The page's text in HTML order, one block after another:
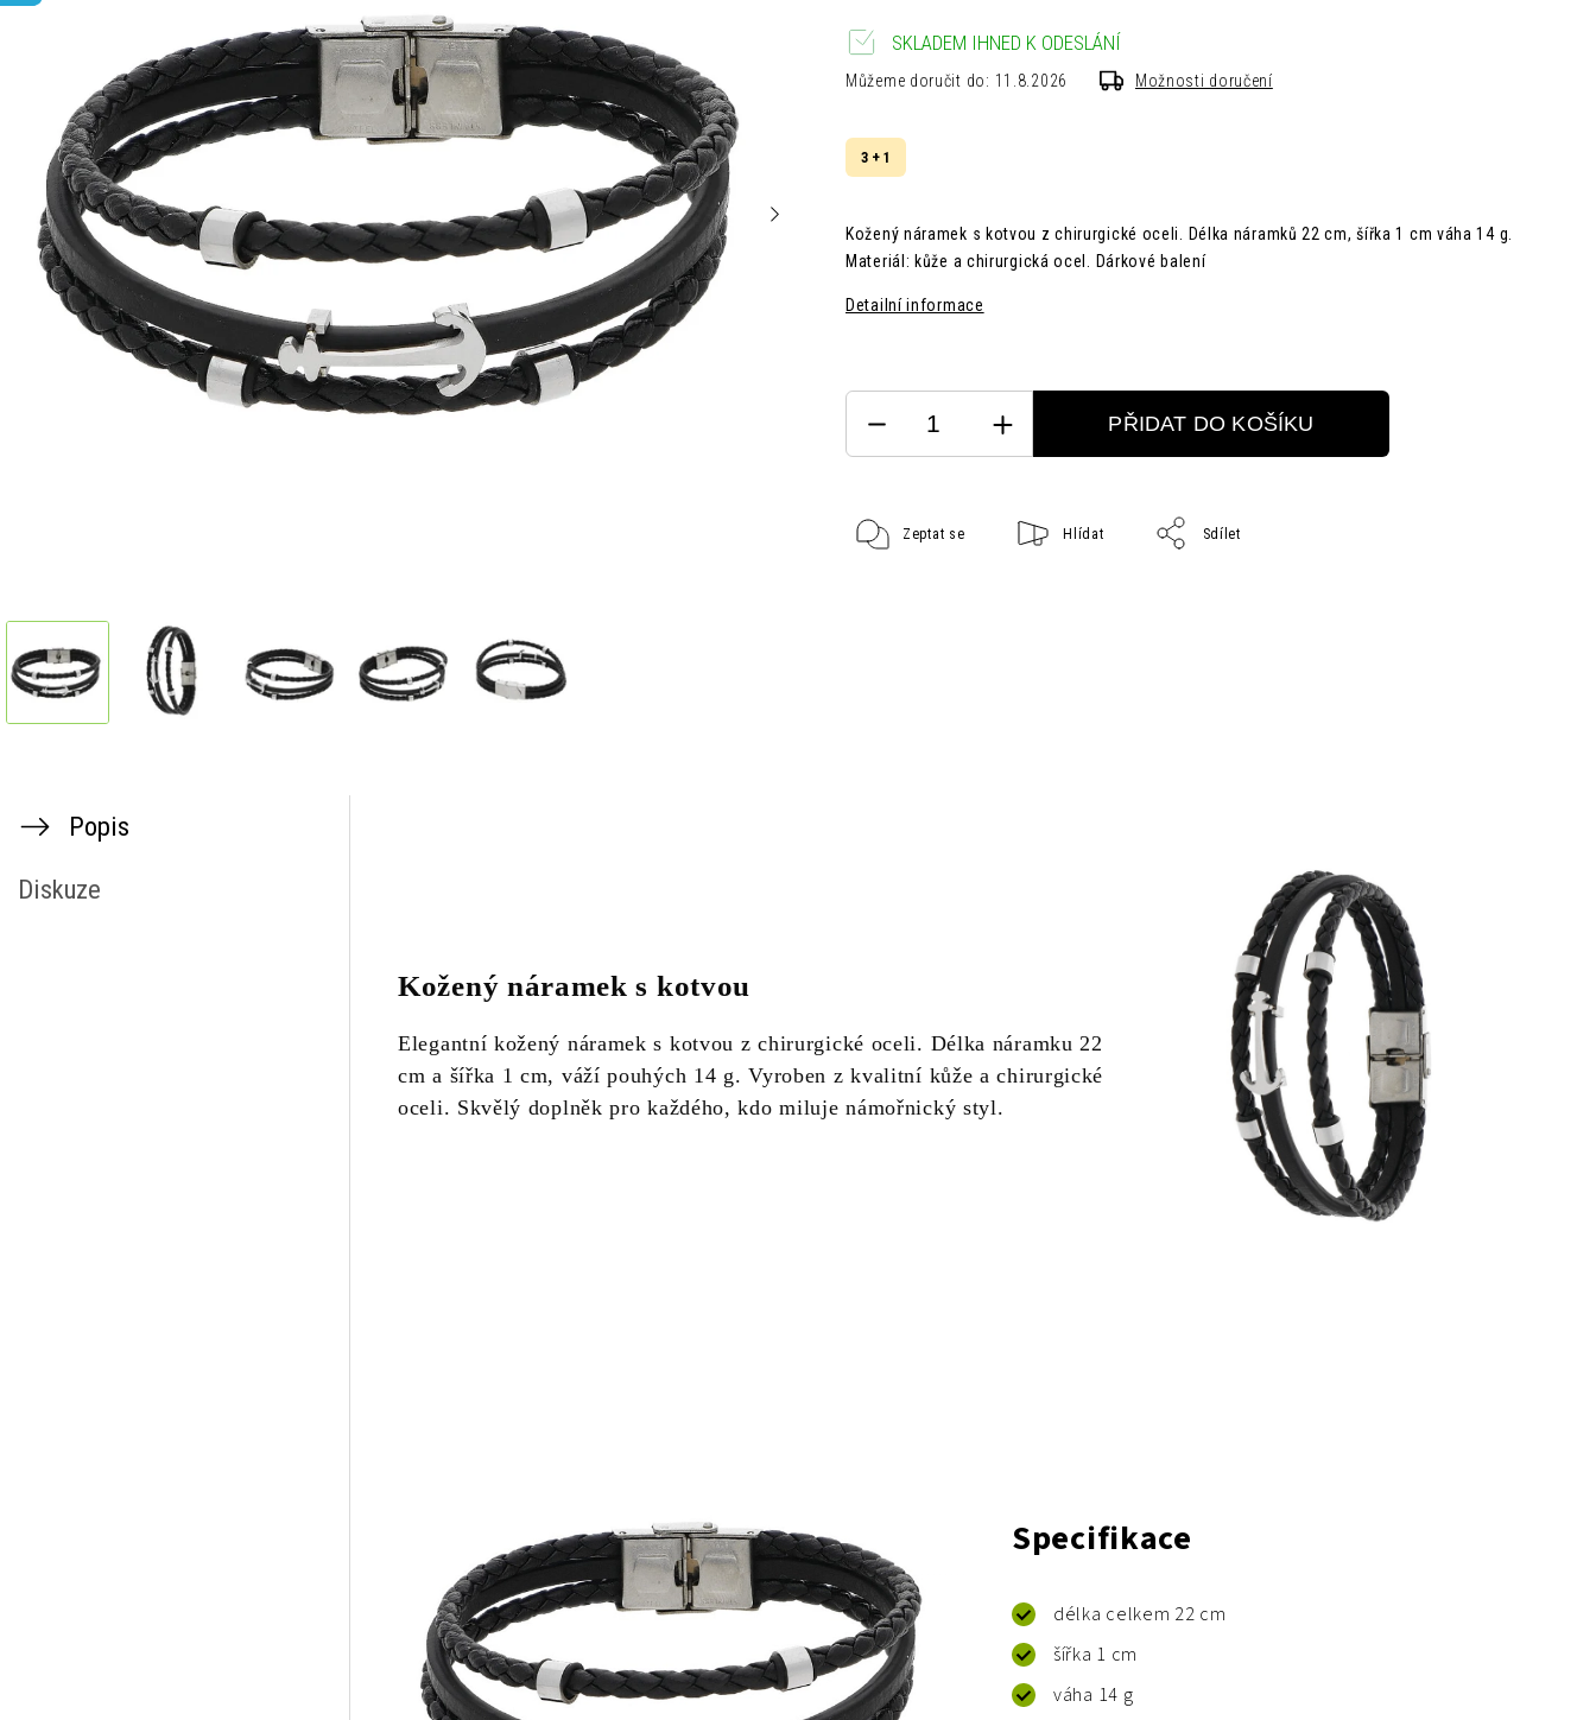
3 + 1
Kožený náramek s kotvou z chirurgické oceli. Délka náramků 22 cm, šířka 1 cm váha 14 g.
Materiál: kůže a chirurgická ocel. Dárkové balení
Detailní informace
SKLADEM IHNED K ODESLÁNÍ
Můžeme doručit do: 11.8.2026 Možnosti doručení
PŘIDAT DO KOŠÍKU
Zeptat se Hlídat Sdílet
Popis
Diskuze
Kožený náramek s kotvou
Elegantní kožený náramek s kotvou z chirurgické oceli. Délka náramku 22
cm a šířka 1 cm, váží pouhých 14 g. Vyroben z kvalitní kůže a chirurgické
oceli. Skvělý doplněk pro každého, kdo miluje námořnický styl.
Specifikace
délka celkem 22 cm
šířka 1 cm
váha 14 g